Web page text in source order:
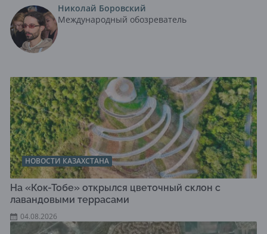
Николай Боровский
Международный обозреватель
НОВОСТИ КАЗАХСТАНА
На «Кок-Тобе» открылся цветочный склон с
лавандовыми террасами
04.08.2026